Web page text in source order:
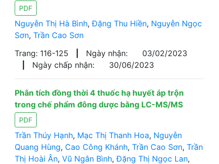
PDF
Nguyễn Thị Hà Bình,Đặng Thu Hiền, Nguyễn Ngọc
Sơn, Trần Cao Sơn
Trang: 116-125
Ngày nhận:
03/02/2023
Ngày chấp nhận: 30/06/2023
Phân tích đồng thời 4 thuốc hạ huyết áp trộn
trong chế phẩm đông dược bằng LC-MS/MS
PDF
Trần Thúy Hạnh, Mạc Thị Thanh Hoa, Nguyễn
Quang Hùng, Cao Công Khánh, Trần Cao Sơn, Trần
Thị Hoài Ân, Vũ Ngân Bình,Đặng Thị Ngọc Lan,